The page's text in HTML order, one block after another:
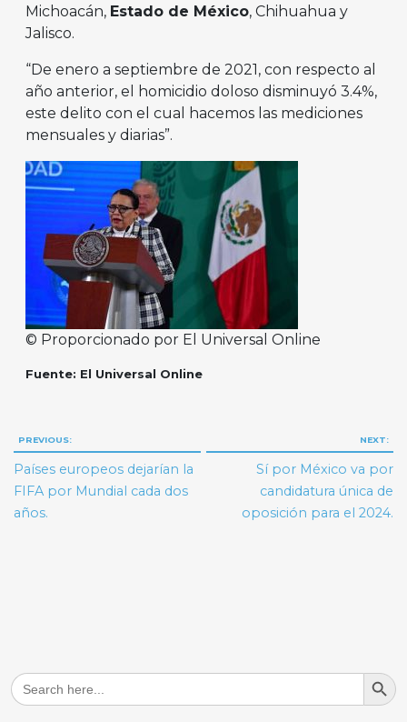
Michoacán, Estado de México, Chihuahua y
Jalisco.
“De enero a septiembre de 2021, con respecto al
año anterior, el homicidio doloso disminuyó 3.4%,
este delito con el cual hacemos las mediciones
mensuales y diarias”.
© Proporcionado por El Universal Online
Fuente: El Universal Online
Navegación
de
entradas
PREVIOUS:
Países europeos dejarían la
FIFA por Mundial cada dos
años.
NEXT:
Sí por México va por
candidatura única de
oposición para el 2024.
Search
for:
Search